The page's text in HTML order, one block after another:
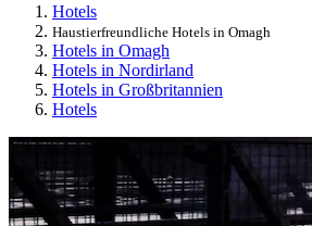
Hotels
Haustierfreundliche Hotels in Omagh
Hotels in Omagh
Hotels in Nordirland
Hotels in Großbritannien
Hotels